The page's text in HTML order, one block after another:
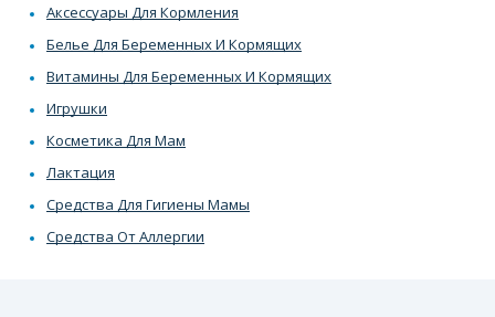
Аксессуары Для Кормления
Белье Для Беременных И Кормящих
Витамины Для Беременных И Кормящих
Игрушки
Косметика Для Мам
Лактация
Средства Для Гигиены Мамы
Средства От Аллергии